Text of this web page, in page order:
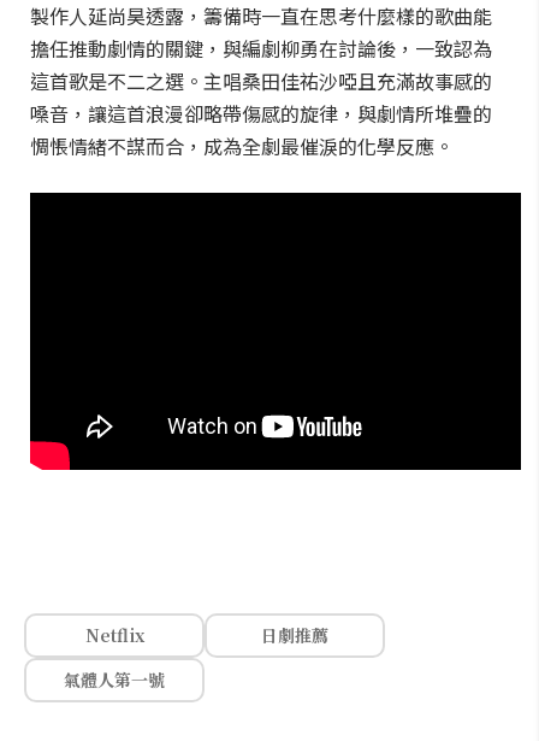
製作人延尚昊透露，籌備時一直在思考什麼樣的歌曲能
擔任推動劇情的關鍵，與編劇柳勇在討論後，一致認為
這首歌是不二之選。主唱桑田佳祐沙啞且充滿故事感的
嗓音，讓這首浪漫卻略帶傷感的旋律，與劇情所堆疊的
惆悵情緒不謀而合，成為全劇最催淚的化學反應。
Netflix
日劇推薦
氣體人第一號